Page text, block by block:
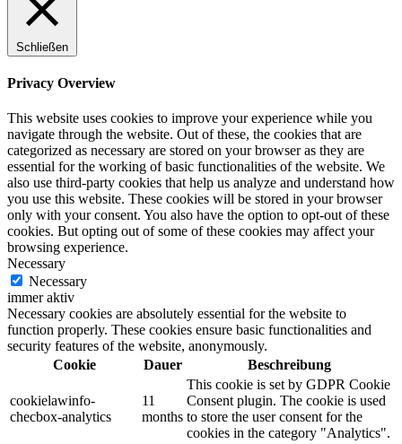
Schließen
Privacy Overview
This website uses cookies to improve your experience while you
navigate through the website. Out of these, the cookies that are
categorized as necessary are stored on your browser as they are
essential for the working of basic functionalities of the website. We
also use third-party cookies that help us analyze and understand how
you use this website. These cookies will be stored in your browser
only with your consent. You also have the option to opt-out of these
cookies. But opting out of some of these cookies may affect your
browsing experience.
Necessary
Necessary
immer aktiv
Necessary cookies are absolutely essential for the website to
function properly. These cookies ensure basic functionalities and
security features of the website, anonymously.
Cookie
Dauer Beschreibung
cookielawinfo-
checbox-analytics
11
months
This cookie is set by GDPR Cookie
Consent plugin. The cookie is used
to store the user consent for the
cookies in the category "Analytics".